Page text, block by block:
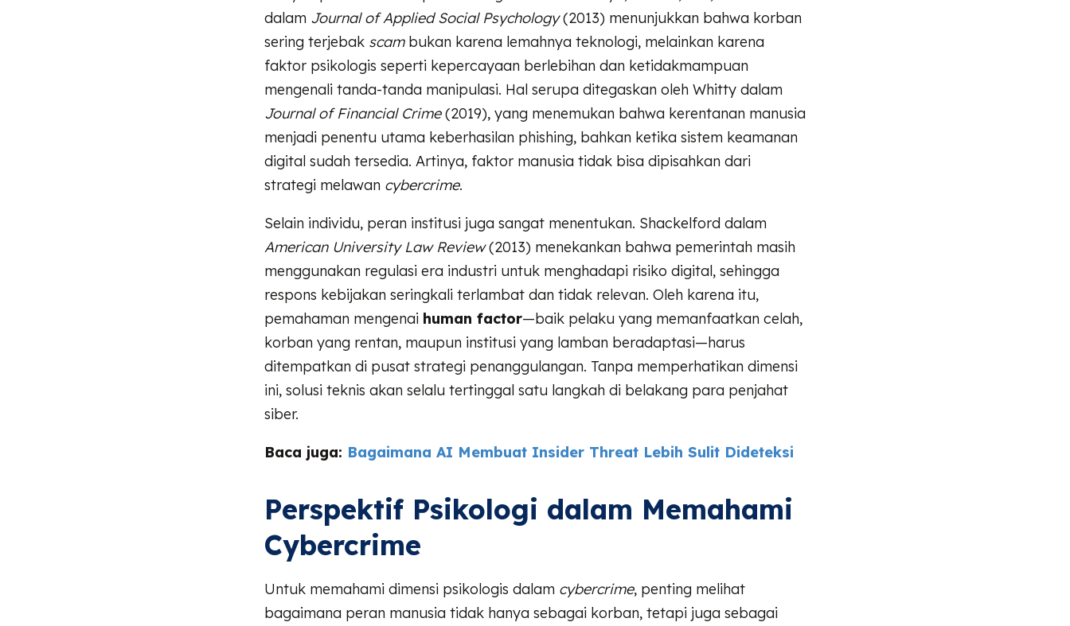
dalam Journal of Applied Social Psychology(2013) menunjukkan bahwa korban
sering terjebak scambukan karena lemahnya teknologi, melainkan karena
faktor psikologis seperti kepercayaan berlebihan dan ketidakmampuan
mengenali tanda-tanda manipulasi. Hal serupa ditegaskan oleh Whitty dalam
Journal of Financial Crime(2019), yang menemukan bahwa kerentanan manusia
menjadi penentu utama keberhasilan phishing, bahkan ketika sistem keamanan
digital sudah tersedia. Artinya, faktor manusia tidak bisa dipisahkan dari
strategi melawan cybercrime.
Selain individu, peran institusi juga sangat menentukan. Shackelford dalam
American University Law Review(2013) menekankan bahwa pemerintah masih
menggunakan regulasi era industri untuk menghadapi risiko digital, sehingga
respons kebijakan seringkali terlambat dan tidak relevan. Oleh karena itu,
pemahaman mengenai human factor—baik pelaku yang memanfaatkan celah,
korban yang rentan, maupun institusi yang lamban beradaptasi—harus
ditempatkan di pusat strategi penanggulangan. Tanpa memperhatikan dimensi
ini, solusi teknis akan selalu tertinggal satu langkah di belakang para penjahat
siber.
Baca juga: Bagaimana AI Membuat Insider Threat Lebih Sulit Dideteksi
Perspektif Psikologi dalam Memahami
Cybercrime
Untuk memahami dimensi psikologis dalam cybercrime, penting melihat
bagaimana peran manusia tidak hanya sebagai korban, tetapi juga sebagai